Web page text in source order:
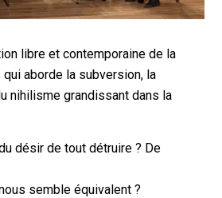
libre et contemporaine de la
qui aborde la subversion, la
nihilisme grandissant dans la
désir de tout détruire ? De
semble équivalent ?